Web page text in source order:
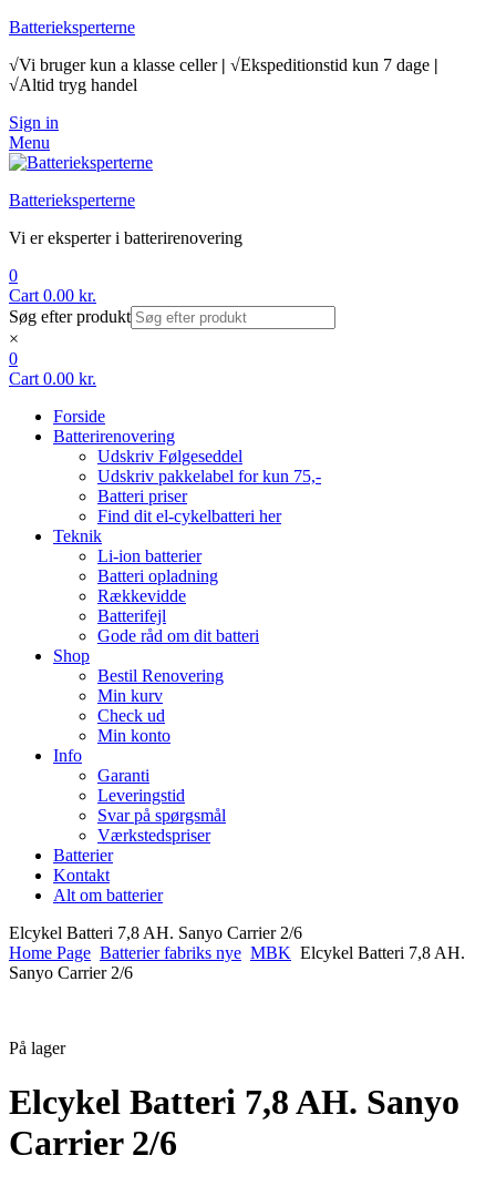
Batterieksperterne
√Vi bruger kun a klasse celler | √Ekspeditionstid kun 7 dage |
√Altid tryg handel
Sign in
Menu
Batterieksperterne
Vi er eksperter i batterirenovering
0
Cart 0.00 kr.
Søg efter produkt
×
0
Cart 0.00 kr.
Forside
Batterirenovering
Udskriv Følgeseddel
Udskriv pakkelabel for kun 75,-
Batteri priser
Find dit el-cykelbatteri her
Teknik
Li-ion batterier
Batteri opladning
Rækkevidde
Batterifejl
Gode råd om dit batteri
Shop
Bestil Renovering
Min kurv
Check ud
Min konto
Info
Garanti
Leveringstid
Svar på spørgsmål
Værkstedspriser
Batterier
Kontakt
Alt om batterier
Elcykel Batteri 7,8 AH. Sanyo Carrier 2/6
Home Page Batterier fabriks nye MBK Elcykel Batteri 7,8 AH.
Sanyo Carrier 2/6
På lager
Elcykel Batteri 7,8 AH. Sanyo
Carrier 2/6